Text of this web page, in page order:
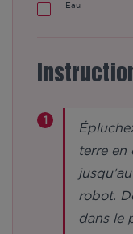
Eau
terre en
robot.
dans le